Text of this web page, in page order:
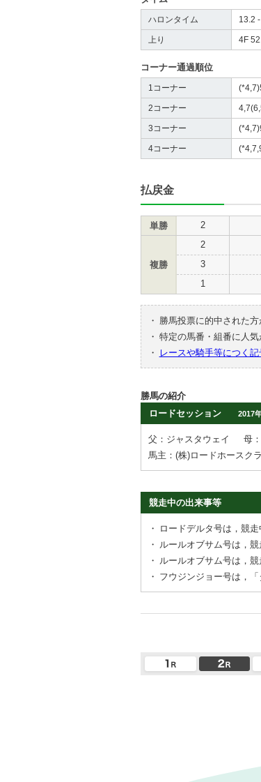
ハロンタイム 13.2
上り 4F
コーナー通過順位
1コーナー
2コーナー
3コーナー
4コーナー
払戻金
単勝 2
複勝
2
3
1
・ 勝馬投票に的中された
・ 特定の馬番・組番に人気
・
レースや騎手等につく記
勝馬の紹介
ロードセッション
2017
父：ジャスタウェイ
母
馬主：(株)ロードホースク
競走中の出来事等
・
ロードデルタ号は，競
・
ルールオブサム号は，
・
ルールオブサム号は，
・ フウジンジョー号は，